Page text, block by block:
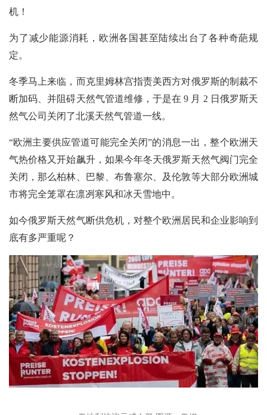
机！
为了减少能源消耗，欧洲各国甚至陆续出台了各种奇葩规
定。
冬季马上来临，而克里姆林宫指责美西方对俄罗斯的制裁不
断加码、并阻碍天然气管道维修，于是在 9 月 2 日俄罗斯天
然气公司关闭了北溪天然气管道一线。
“欧洲主要供应管道可能完全关闭”的消息一出，整个欧洲天
气热价格又开始飙升，如果今年冬天俄罗斯天然气阀门完全
关闭，那么柏林、巴黎、布鲁塞尔、及伦敦等大部分欧洲城
市将完全笼罩在凛冽寒风和冰天雪地中。
如今俄罗斯天然气断供危机，对整个欧洲居民和企业影响到
底有多严重呢？